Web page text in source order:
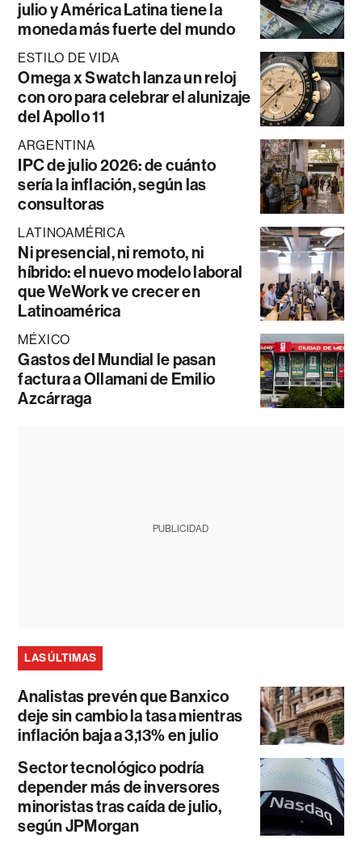
julio y América Latina tiene la
moneda más fuerte del mundo
ESTILO DE VIDA
Omega x Swatch lanza un reloj
con oro para celebrar el alunizaje
del Apollo 11
ARGENTINA
IPC de julio 2026: de cuánto
sería la inflación, según las
consultoras
LATINOAMÉRICA
Ni presencial, ni remoto, ni
híbrido: el nuevo modelo laboral
que WeWork ve crecer en
Latinoamérica
MÉXICO
Gastos del Mundial le pasan
factura a Ollamani de Emilio
Azcárraga
PUBLICIDAD
LAS ÚLTIMAS
Analistas prevén que Banxico
deje sin cambio la tasa mientras
inflación baja a 3,13% en julio
Sector tecnológico podría
depender más de inversores
minoristas tras caída de julio,
según JPMorgan